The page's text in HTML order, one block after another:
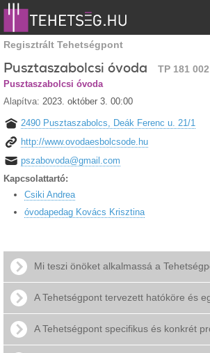
Regisztrált Tehetségpont
Pusztaszabolcsi óvoda TP 181
Pusztaszabolcsi óvoda
Alapítva: 2023. október 3. 00:00
2490 Pusztaszabolcs, Deák Ferenc u. 21/1
http://www.ovodaesbolcsode.hu
pszabovoda@gmail.com
Kapcsolattartó:
Csiki Andrea
óvodapedag Kovács Krisztina
Mi teszi önöket alkalmassá a
A Tehetségpont tervezett hatóköre és
A Tehetségpont specifikus és konkrét